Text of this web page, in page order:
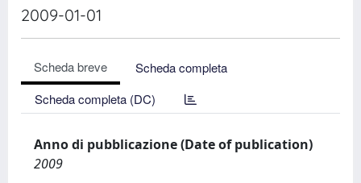
2009-01-01
Scheda breve
Scheda completa
Scheda completa (DC)
Anno di pubblicazione (Date of publication)
2009